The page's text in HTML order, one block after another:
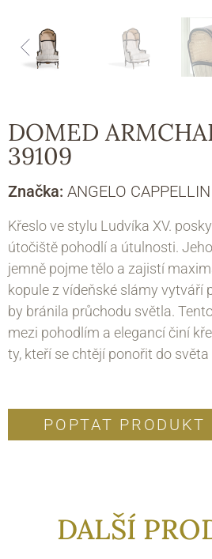
DOMED
39109
Značka: ANGELO
Křeslo ve stylu Ludvíka XV.
útočiště pohodlí a útulnosti.
jemně pojme tělo a zajistí
kopule z vídeňské slámy vytváří
by bránila průchodu světla.
mezi pohodlím a elegancí činí
ty, kteří se chtějí ponořit do
POPTAT PRODUKT
DALŠÍ